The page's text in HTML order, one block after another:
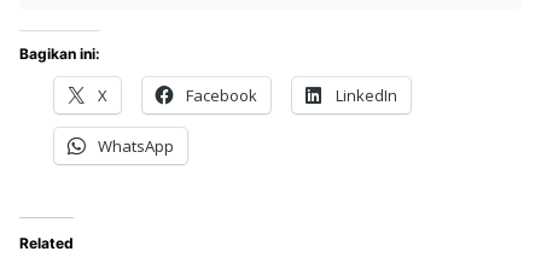
Bagikan ini:
X Facebook LinkedIn
WhatsApp
Related